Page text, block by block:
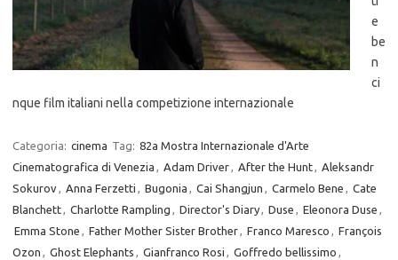
e
be
n
ci
nque film italiani nella competizione internazionale
Categoria: cinema Tag: 82a Mostra Internazionale d'Arte
Cinematografica di Venezia , Adam Driver, After the Hunt, Aleksandr
Sokurov, Anna Ferzetti , Bugonia , Cai Shangjun , Carmelo Bene , Cate
Blanchett, Charlotte Rampling , Director's Diary, Duse , Eleonora Duse ,
Emma Stone , Father Mother Sister Brother, Franco Maresco , François
Ozon , Ghost Elephants , Gianfranco Rosi , Goffredo bellissimo ,